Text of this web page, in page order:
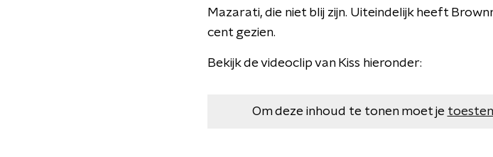
Mazarati, die niet blij zijn. Uiteindelijk heeft
cent gezien.
Bekijk de videoclip van Kiss hieronder:
Om deze inhoud te tonen moet je